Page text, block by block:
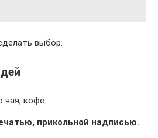
выбор.
чая, кофе.
прикольной надписью.